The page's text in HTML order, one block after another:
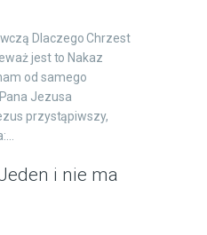
Dlaczego Chrzest
jest to Nakaz
od samego
Jezusa
przystąpiwszy,
i nie ma